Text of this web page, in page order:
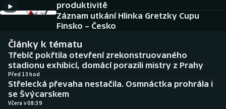
Baseball a softbal
Basketbal
Biatlon
Boby a skeleton
Soutěže
Historické návraty
Aplikace ČT sport
AZ kvíz
produktivitě
Záznam utkání Hlinka Gretzky Cupu
Finsko – Česko
Články k tématu
Třebíč pokřtila otevření zrekonstruovaného
stadionu exhibicí, domácí porazili mistry z Prahy
Před 13 hod
Střelecká převaha nestačila. Osmnáctka prohrála i
se Švýcarskem
Včera v 08:39